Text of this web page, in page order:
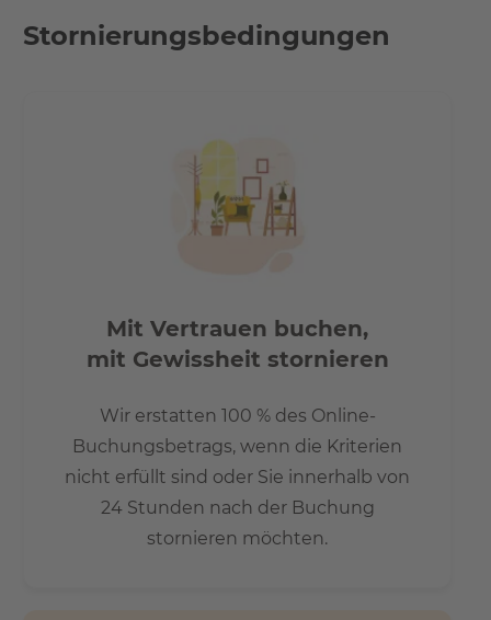
- 15 Min. zum Potzdamerplatz
Stornierungsbedingungen
Mit Vertrauen buchen,
mit Gewissheit stornieren
Wir erstatten 100 % des Online-
Buchungsbetrags, wenn die Kriterien
nicht erfüllt sind oder Sie innerhalb von
24 Stunden nach der Buchung
stornieren möchten.